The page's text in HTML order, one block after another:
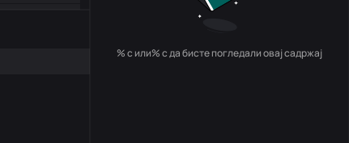
% с или% с да бисте погледали овај садржај